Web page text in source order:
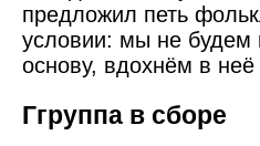
предложил петь
условии: мы не будем
основу, вдохнём в
Ггруппа в сборе